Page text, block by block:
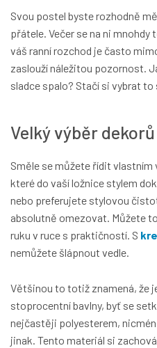
Svou postel byste rozhodně
přátele. Večer se na ni
váš ranní rozchod je často
zaslouží náležitou pozornost.
sladce spalo? Stačí si vybrat to
Velký výběr
Směle se můžete řídit
které do vaší ložnice stylem
nebo preferujete stylovou
absolutně omezovat. Můžete
ruku v ruce s praktičností. S
nemůžete šlápnout vedle.
Většinou to totiž znamená, že
stoprocentní bavlny, byť se
nejčastěji polyesterem,
jinak. Tento materiál si